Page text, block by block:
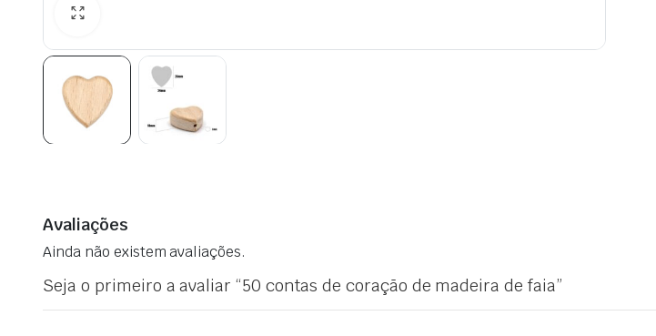
Avaliações
Ainda não existem avaliações.
Seja o primeiro a avaliar “50 contas de coração de madeira de faia”